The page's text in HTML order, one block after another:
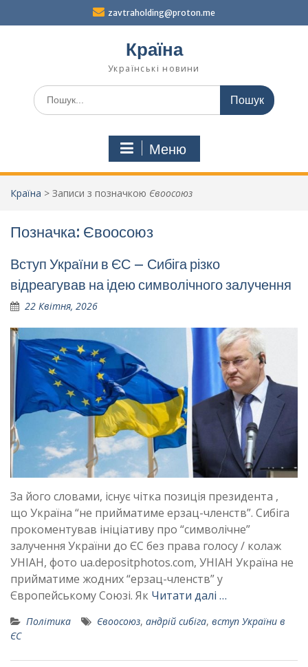
zavtraholding@proton.me
Країна
Українські новини
Шукати:
Меню
Країна > Записи з позначкою Євоосоюз
Позначка: Євоосоюз
Вступ України в ЄС – Сибіга різко
відреагував на ідею символічного залучення
22 Квітня, 2026
За його словами, існує чітка позиція президента ,
що Україна “не прийматиме ерзац-членств”. Сибіга
прокоментував ініціативу про “символічне”
залучення України до ЄС без права голосу / колаж
УНІАН, фото ua.depositphotos.com, УНІАН Україна не
прийматиме жодних “ерзац-членств” у
Європейському Союзі. Як Читати далі …
Політика Євоосоюз, андрій сибіга, вступ України в
ЄС